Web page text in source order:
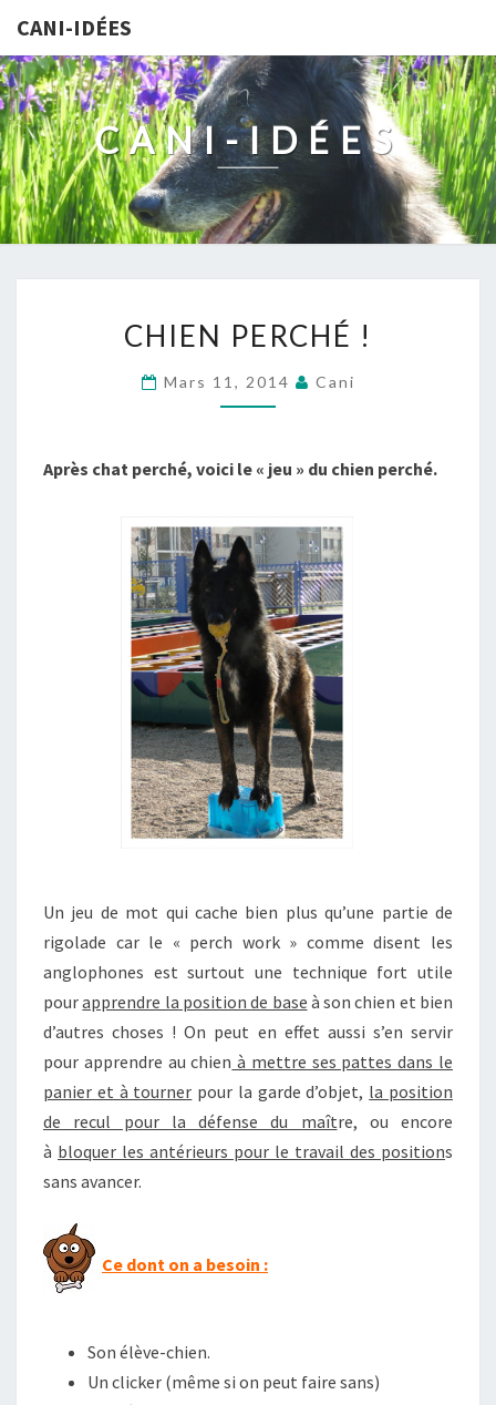
CANI-IDÉES
CANI-IDÉES
PERCHÉ
CHIEN PERCHÉ !
Mars 11, 2014 Cani
Après chat perché, voici le « jeu » du chien perché.
Un jeu de mot qui cache bien plus qu’une partie de
rigolade car le « perch work » comme disent les
anglophones est surtout une technique fort utile
pourapprendre la position de base à son chien et bien
d’autres choses ! On peut en effet aussi s’en servir
pour apprendre au chien à mettre ses pattes dans le
panier et à tourner pour la garde d’objet, la position
de recul pour la défense du maître, ou encore
à bloquer les antérieurs pour le travail des positions
sans avancer.
Ce dont on a besoin :
Son élève-chien.
Un clicker (même si on peut faire sans)